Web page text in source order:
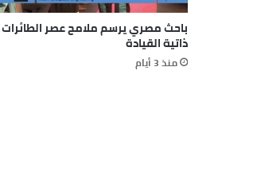
باحث مصري يرسم ملامح عصر الطائرات
ذاتية القيادة
منذ 3 أيام